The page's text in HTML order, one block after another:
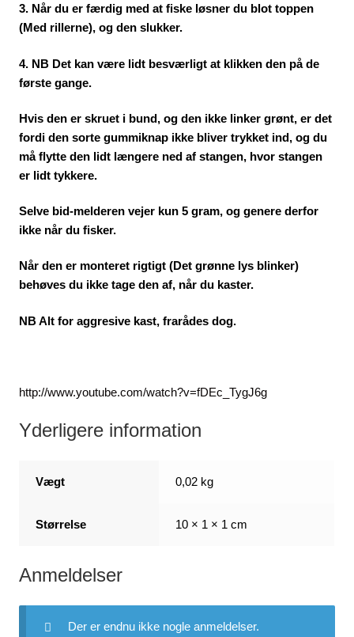
3. Når du er færdig med at fiske løsner du blot toppen
(Med rillerne), og den slukker.
4. NB Det kan være lidt besværligt at klikken den på de
første gange.
Hvis den er skruet i bund, og den ikke linker grønt, er det
fordi den sorte gummiknap ikke bliver trykket ind, og du
må flytte den lidt længere ned af stangen, hvor stangen
er lidt tykkere.
Selve bid-melderen vejer kun 5 gram, og genere derfor
ikke når du fisker.
Når den er monteret rigtigt (Det grønne lys blinker)
behøves du ikke tage den af, når du kaster.
NB Alt for aggresive kast, frarådes dog.
http://www.youtube.com/watch?v=fDEc_TygJ6g
Yderligere information
Vægt 0,02 kg
Størrelse 10 × 1 × 1 cm
Anmeldelser
Der er endnu ikke nogle anmeldelser.